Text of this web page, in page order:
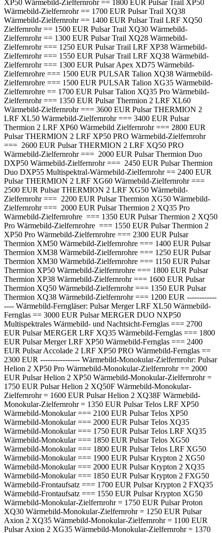
XP50 Wärmebild-Zielfernrohr == 1800 EUR Pulsar Trail XP50
Wärmebild-Zielfernrohr == 1700 EUR Pulsar Trail XQ38
Wärmebild-Zielfernrohr == 1400 EUR Pulsar Trail LRF XQ50
Zielfernrohr == 1500 EUR Pulsar Trail XQ30 Wärmebild-
Zielfernrohr == 1300 EUR Pulsar Trail XQ28 Wärmebild-
Zielfernrohr === 1250 EUR Pulsar Trail LRF XP38 Wärmebild-
Zielfernrohr === 1550 EUR Pulsar Trail LRF XQ38 Wärmebild-
Zielfernrohr === 1300 EUR Pulsar Apex XD75 Wärmebild-
Zielfernrohre === 1500 EUR PULSAR Talion XQ38 Wärmebild-
Zielfernrohre === 1500 EUR PULSAR Talion XG35 Wärmebild-
Zielfernrohre == 1700 EUR Pulsar Talion XQ35 Pro Wärmebild-
Zielfernrohr === 1350 EUR Pulsar Thermion 2 LRF XL60
Wärmebild-Zielfernrohr === 3600 EUR Pulsar THERMION 2
LRF XL50 Wärmebild-Zielfernrohr === 3400 EUR Pulsar
Thermion 2 LRF XP60 Wärmebild Zielfernrohr === 2800 EUR
Pulsar THERMION 2 LRF XP50 PRO Wärmebild-Zielfernrohr
=== 2600 EUR Pulsar THERMION 2 LRF XQ50 PRO
Wärmebild-Zielfernrohr === 2000 EUR Pulsar Thermion Duo
DXP50 Wärmebild-Zielfernrohr === 2450 EUR Pulsar Thermion
Duo DXP55 Multispektral-Wärmebild-Zielfernrohr == 2400 EUR
Pulsar THERMION 2 LRF XG60 Wärmebild-Zielfernrohr ===
2500 EUR Pulsar THERMION 2 LRF XG50 Wärmebild-
Zielfernrohr === 2200 EUR Pulsar Thermion XG50 Wärmebild-
Zielfernrohr === 2000 EUR Pulsar Thermion 2 XQ35 Pro
Wärmebild-Zielfernrohre === 1350 EUR Pulsar Thermion 2 XQ50
Pro Wärmebild-Zielfernrohre === 1550 EUR Pulsar Thermion 2
XP50 Pro Wärmebild-Zielfernrohre === 2300 EUR Pulsar
Thermion XM50 Wärmebild-Zielfernrohre === 1400 EUR Pulsar
Thermion XM38 Wärmebild-Zielfernrohre === 1250 EUR Pulsar
Thermion XM30 Wärmebild-Zielfernrohre === 1150 EUR Pulsar
Thermion XP50 Wärmebild-Zielfernrohre === 1800 EUR Pulsar
Thermion XP38 Wärmebild-Zielfernrohr === 1600 EUR Pulsar
Thermion XQ50 Wärmebild-Zielfernrohr === 1350 EUR Pulsar
Thermion XQ38 Wärmebild-Zielfernrohr === 1200 EUR ------------
---- Wärmebild-Ferngläser: Pulsar Merger LRF XL50 Wärmebild-
Fernglas == 3000 EUR Pulsar MERGER DUO NXP50
Multispektrales Wärmebild- und Nachtsicht-Fernglas === 2700
EUR Pulsar MERGER LRF XQ35 Wärmebild-Fernglas === 1800
EUR Pulsar Merger LRF XP50 Wärmebild-Fernglas === 2400
EUR Pulsar Accolade 2 LRF XP50 PRO Wärmebild-Fernglas ==
2300 EUR ---------------- Wärmebild-Monokular-Zielfernrohr: Pulsar
Helion 2 XP50 Pro Wärmebild-Monokular-Zielfernrohr == 2000
EUR Pulsar Helion 2 XP50 Wärmebild-Monokular-Zielfernrohr =
1750 EUR Pulsar Helion 2 XQ50F Wärmebild-Monokular-
Zielfernrohr = 1600 EUR Pulsar Helion 2 XQ38F Wärmebild-
Monokular-Zielfernrohr = 1350 EUR Pulsar Telos LRF XP50
Wärmebild-Monokular === 2100 EUR Pulsar Telos XP50
Wärmebild-Monokular === 2000 EUR Pulsar Telos XQ35
Wärmebild-Monokular === 1750 EUR Pulsar Telos LRF XQ35
Wärmebild-Monokular === 1850 EUR Pulsar Telos XG50
Wärmebild-Monokular === 1800 EUR Pulsar Telos LRF XG50
Wärmebild-Monokular === 1900 EUR Pulsar Krypton 2 XG50
Wärmebild-Monokular === 2000 EUR Pulsar Krypton 2 XQ35
Wärmebild-Monokular === 1850 EUR Pulsar Krypton 2 FXG50
Wärmebild-Frontaufsatz === 1700 EUR Pulsar Krypton 2 FXQ35
Wärmebild-Frontaufsatz === 1550 EUR Pulsar Krypton XG50
Wärmebild-Monokular-Zielfernrohr = 1750 EUR Pulsar Proton
XQ30 Wärmebild-Monokular-Zielfernrohr = 1250 EUR Pulsar
Axion 2 XQ35 Wärmebild-Monokular-Zielfernrohr = 1100 EUR
Pulsar Axion 2 XG35 Wärmebild-Monokular-Zielfernrohr = 1370